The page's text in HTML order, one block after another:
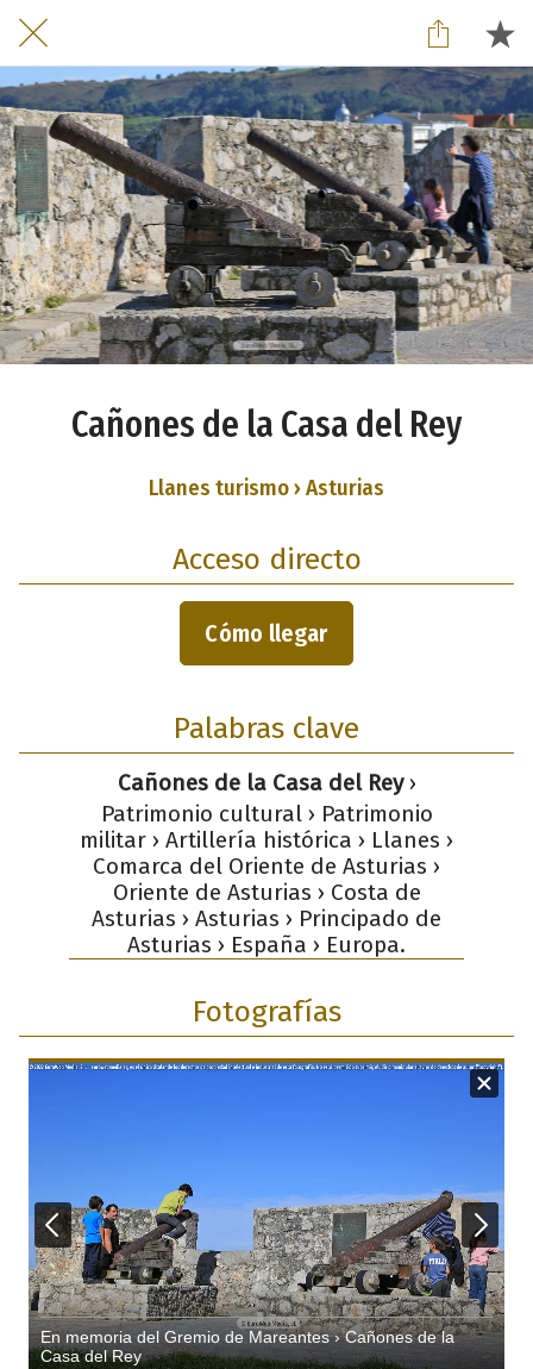
Cañones de la Casa del Rey
Llanes turismo › Asturias
Acceso directo
Cómo llegar
Palabras clave
Cañones de la Casa del Rey›
Patrimonio cultural › Patrimonio
militar › Artillería histórica › Llanes ›
Comarca del Oriente de Asturias ›
Oriente de Asturias › Costa de
Asturias › Asturias › Principado de
Asturias › España › Europa.
Fotografías